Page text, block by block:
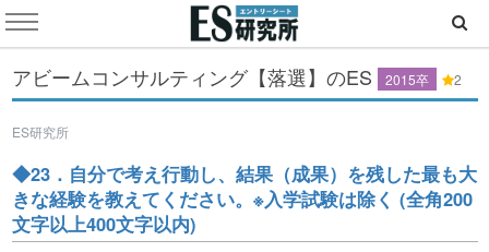
アビームコンサルティング【落選】のES 2015卒 2
ES研究所
◆23．自分で考え行動し、結果（成果）を残した最も大
きな経験を教えてください。※入学試験は除く (全角200
文字以上400文字以内)